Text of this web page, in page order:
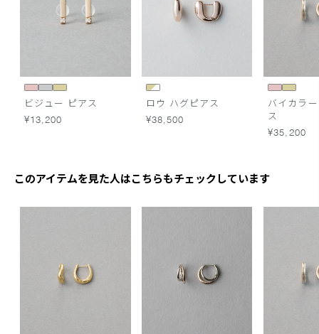
ビジュー ピアス
¥13,200
ロウ ハグピアス
¥38,500
バイカラ
ス
¥35,200
このアイテムを見た人はこちらもチェックしています